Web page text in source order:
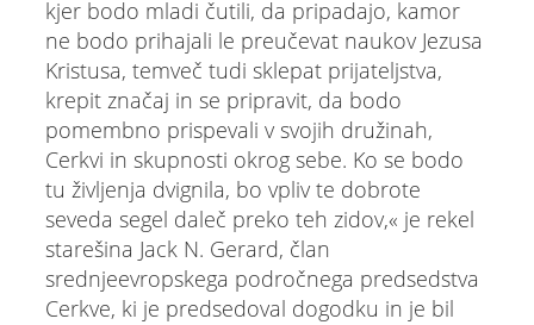
kjer bodo mladi čutili, da pripadajo, kamor
ne bodo prihajali le preučevat naukov Jezusa
Kristusa, temveč tudi sklepat prijateljstva,
krepit značaj in se pripravit, da bodo
pomembno prispevali v svojih družinah,
Cerkvi in skupnosti okrog sebe. Ko se bodo
tu življenja dvignila, bo vpliv te dobrote
seveda segel daleč preko teh zidov,« je rekel
starešina Jack N. Gerard, član
srednjeevropskega področnega predsedstva
Cerkve, ki je predsedoval dogodku in je bil